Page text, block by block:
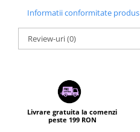
Informatii conformitate produs
Review-uri(0)
Livrare gratuita la comenzi
peste 199 RON